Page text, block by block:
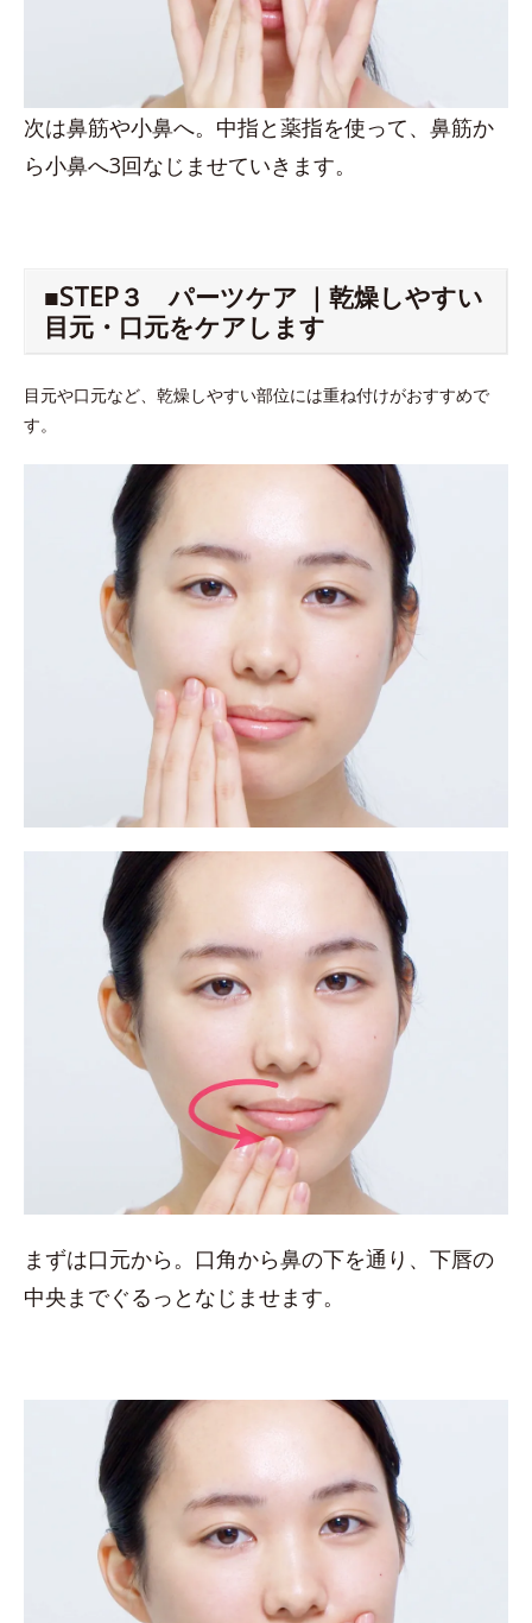
次は鼻筋や小鼻へ。中指と薬指を使って、鼻筋か
ら小鼻へ3回なじませていきます。
■STEP３ パーツケア ｜乾燥しやすい
目元・口元をケアします
目元や口元など、乾燥しやすい部位には重ね付けがおすすめで
す。
まずは口元から。口角から鼻の下を通り、下唇の
中央までぐるっとなじませます。